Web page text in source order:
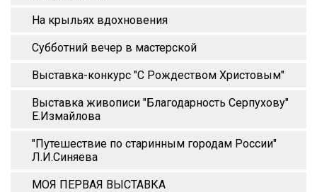
На крыльях вдохновения
Субботний вечер в мастерской
Выставка-конкурс "С Рождеством Христовым"
Выставка живописи "Благодарность Серпухову"
Е.Измайлова
"Путешествие по старинным городам России"
Л.И.Синяева
МОЯ ПЕРВАЯ ВЫСТАВКА